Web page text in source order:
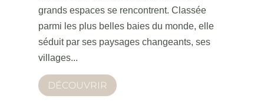
grands espaces se rencontrent. Classée
parmi les plus belles baies du monde, elle
séduit par ses paysages changeants, ses
villages...
DÉCOUVRIR